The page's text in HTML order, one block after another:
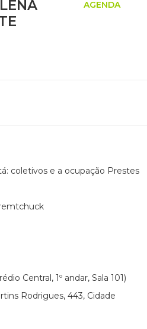
AGENDA
coletivos e a ocupação Prestes
Central, 1º andar, Sala 101)
Rodrigues, 443, Cidade